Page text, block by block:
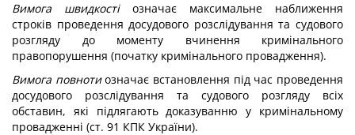
Вимога швидкостіозначає максимальне наближення
строків проведення досудового розслідування та судового
розгляду до моменту вчинення кримінального
правопорушення (початку кримінального провадження).
Вимога повнотиозначає встановлення під час проведення
досудового розслідування та судового розгляду всіх
обставин, які підлягають доказуванню у кримінальному
провадженні (ст. 91 КПК України).